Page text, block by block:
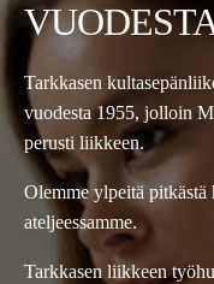
Tarkkasen
vuodesta 1955, jolloin
perusti liikkeen.
Olemme ylpeitä pitkästä
ateljeessamme.
Tarkkasen liikkeen